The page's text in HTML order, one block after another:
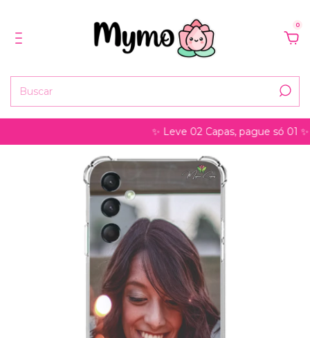
0
✨ Leve 02 Capas, pague só 01 ✨